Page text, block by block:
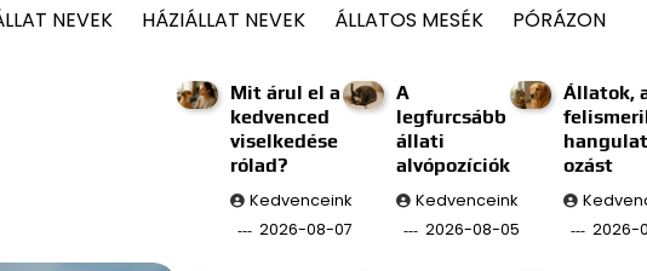
NEVEK HÁZIÁLLAT NEVEK ÁLLATOS MESÉK PÓRÁZON
Mit árul el a
kedvenced
viselkedése
rólad?
Kedvenceink
2026-08-07
A
legfurcsább
állati
alvópozíciók
Kedvenceink
2026-08-05
Állatok,
ozást
2026-